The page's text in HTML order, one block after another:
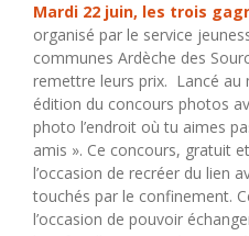
Mardi 22 juin, les trois
organisé par le service
communes Ardèche des
remettre leurs prix. Lancé au
édition du concours photos
photo l’endroit où tu aimes
amis ». Ce concours, gratuit
l’occasion de recréer du lien
touchés par le confinement.
l’occasion de pouvoir